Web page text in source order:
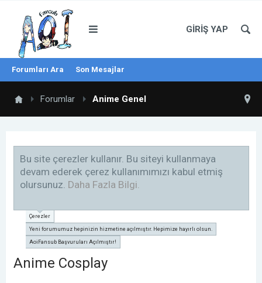
Forumları Ara Son Mesajlar
GIRIŞ YAP
Forumlar Anime Genel
Bu site çerezler kullanır. Bu siteyi kullanmaya
devam ederek çerez kullanımımızı kabul etmiş
olursunuz. Daha Fazla Bilgi.
Çerezler
Yeni forumumuz hepinizin hizmetine açılmıştır. Hepimize hayırlı olsun.
AoiFansub Başvuruları Açılmıştır!
Anime Cosplay